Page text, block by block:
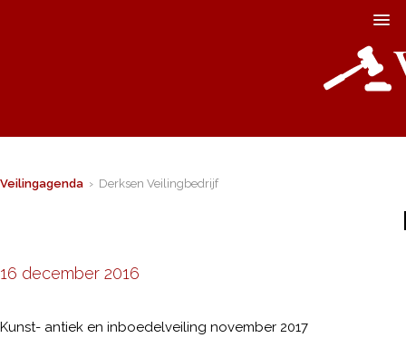
Veilingagenda › Derksen Veilingbedrijf
16 december 2016
Kunst- antiek en inboedelveiling november 2017